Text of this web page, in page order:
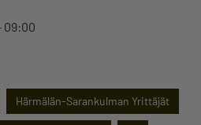
09:00
Härmälän-Sarankulman Yrittäjät